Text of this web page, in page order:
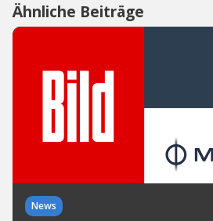
Ähnliche Beiträge
News